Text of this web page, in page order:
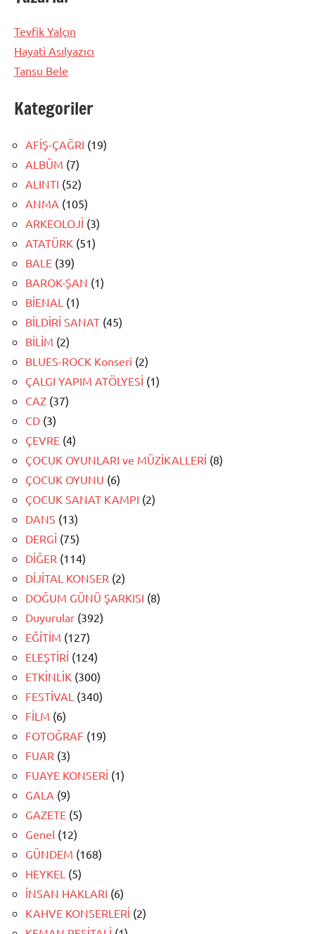
Tevfik Yalçın
Hayati Asılyazıcı
Tansu Bele
Kategoriler
AFİŞ-ÇAĞRI (19)
ALBÜM (7)
ALINTI (52)
ANMA (105)
ARKEOLOJİ (3)
ATATÜRK (51)
BALE (39)
BAROK-ŞAN (1)
BİENAL (1)
BİLDİRİ SANAT (45)
BİLİM (2)
BLUES-ROCK Konseri (2)
ÇALGI YAPIM ATÖLYESİ (1)
CAZ (37)
CD (3)
ÇEVRE (4)
ÇOCUK OYUNLARI ve MÜZİKALLERİ (8)
ÇOCUK OYUNU (6)
ÇOCUK SANAT KAMPI (2)
DANS (13)
DERGİ (75)
DİĞER (114)
DİJİTAL KONSER (2)
DOĞUM GÜNÜ ŞARKISI (8)
Duyurular (392)
EĞİTİM (127)
ELEŞTİRİ (124)
ETKİNLİK (300)
FESTİVAL (340)
FİLM (6)
FOTOĞRAF (19)
FUAR (3)
FUAYE KONSERİ (1)
GALA (9)
GAZETE (5)
Genel (12)
GÜNDEM (168)
HEYKEL (5)
İNSAN HAKLARI (6)
KAHVE KONSERLERİ (2)